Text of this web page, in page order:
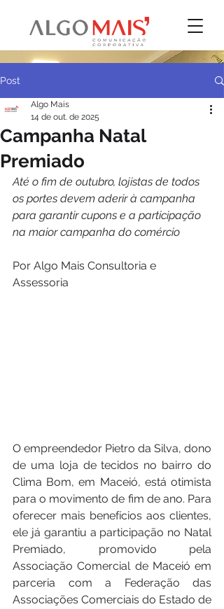
Post
Campanha Natal
Premiado
Algo Mais
14 de out. de 2025
Até o fim de outubro, lojistas de todos
os portes devem aderir à campanha
para garantir cupons e a participação
na maior campanha do comércio
Por Algo Mais Consultoria e
Assessoria
O empreendedor Pietro da Silva, dono
de uma loja de tecidos no bairro do
Clima Bom, em Maceió, está otimista
para o movimento de fim de ano. Para
oferecer mais benefícios aos clientes,
ele já garantiu a participação no Natal
Premiado, promovido pela
Associação Comercial de Maceió em
parceria com a Federação das
Associações Comerciais do Estado de